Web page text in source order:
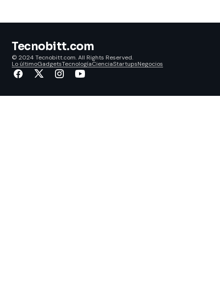
Tecnobitt.com
© 2024 Tecnobitt.com. All Rights Reserved.
Lo últimoGadgetsTecnologíaCienciaStartupsNegocios